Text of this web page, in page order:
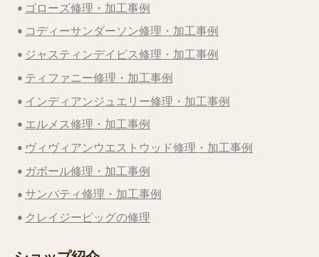
ゴローズ修理・加工事例
コディーサンダーソン修理・加工事例
ジャスティンデイビス修理・加工事例
ティファニー修理・加工事例
インディアンジュエリー修理・加工事例
エルメス修理・加工事例
ヴィヴィアンウエストウッド修理・加工事例
ガボール修理・加工事例
サンバティ修理・加工事例
クレイジーピッグの修理